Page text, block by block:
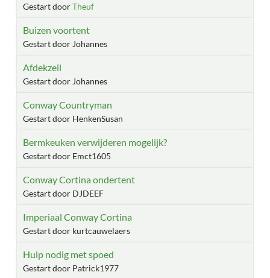
Gestart doorTheuf
Buizen voortent
Gestart door Johannes
Afdekzeil
Gestart door Johannes
Conway Countryman
Gestart door HenkenSusan
Bermkeuken verwijderen mogelijk?
Gestart door Emct1605
Conway Cortina ondertent
Gestart door DJDEEF
Imperiaal Conway Cortina
Gestart door kurtcauwelaers
Hulp nodig met spoed
Gestart door Patrick1977